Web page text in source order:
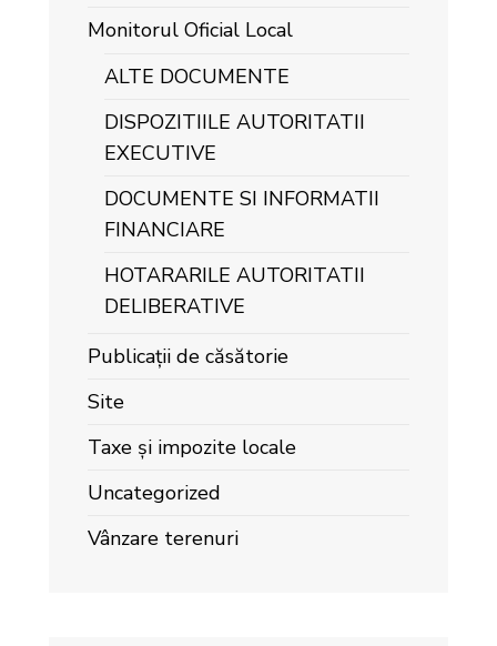
Monitorul Oficial Local
ALTE DOCUMENTE
DISPOZITIILE AUTORITATII
EXECUTIVE
DOCUMENTE SI INFORMATII
FINANCIARE
HOTARARILE AUTORITATII
DELIBERATIVE
Publicații de căsătorie
Site
Taxe și impozite locale
Uncategorized
Vânzare terenuri